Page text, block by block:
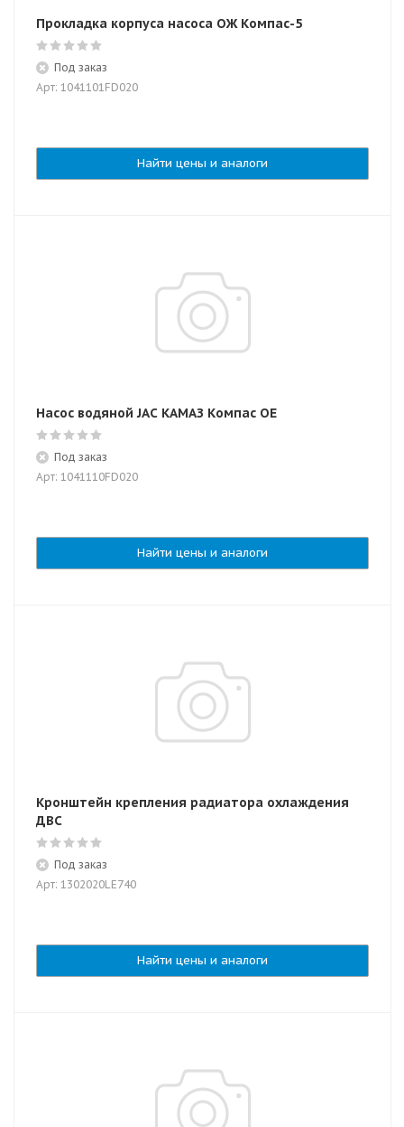
Прокладка корпуса насоса ОЖ Компас-5
Под заказ
Арт: 1041101FD020
Найти цены и аналоги
Насос водяной JAC КАМАЗ Компас OE
Под заказ
Арт: 1041110FD020
Найти цены и аналоги
Кронштейн крепления радиатора охлаждения
ДВС
Под заказ
Арт: 1302020LE740
Найти цены и аналоги